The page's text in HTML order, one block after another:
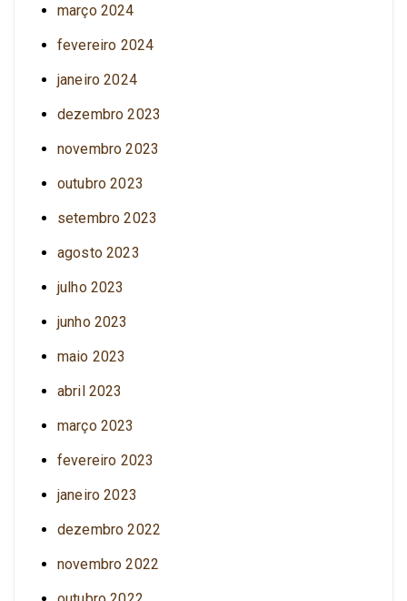
março 2024
fevereiro 2024
janeiro 2024
dezembro 2023
novembro 2023
outubro 2023
setembro 2023
agosto 2023
julho 2023
junho 2023
maio 2023
abril 2023
março 2023
fevereiro 2023
janeiro 2023
dezembro 2022
novembro 2022